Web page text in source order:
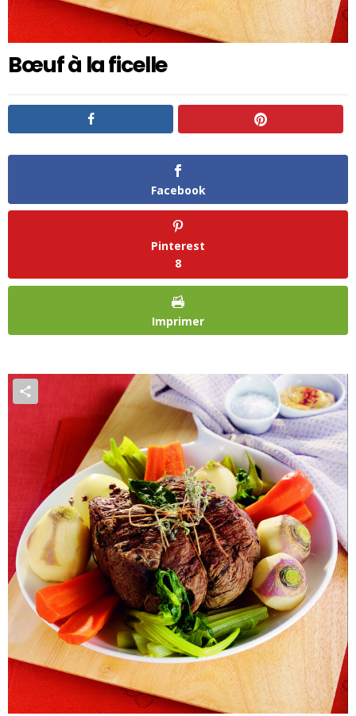
Bœuf à la ficelle
Facebook
Pinterest
8
Imprimer